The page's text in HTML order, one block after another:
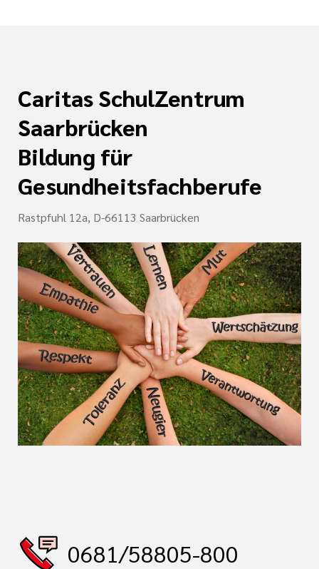
Intensiv- und
in
Caritas SchulZentrum
Saarbrücken
Bildung für
Gesundheitsfachberufe
Rastpfuhl 12a, D-66113 Saarbrücken
0681/58805-800